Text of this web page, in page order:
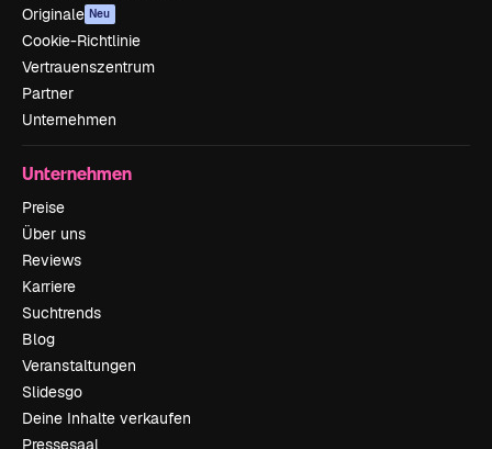
Originale Neu
Cookie-Richtlinie
Vertrauenszentrum
Partner
Unternehmen
Unternehmen
Preise
Über uns
Reviews
Karriere
Suchtrends
Blog
Veranstaltungen
Slidesgo
Deine Inhalte verkaufen
Pressesaal